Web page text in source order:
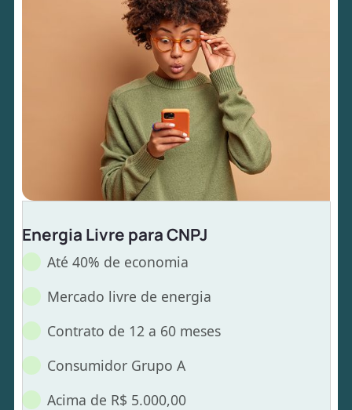
Energia Livre para CNPJ
Até 40% de economia
Mercado livre de energia
Contrato de 12 a 60 meses
Consumidor Grupo A
Acima de R$ 5.000,00